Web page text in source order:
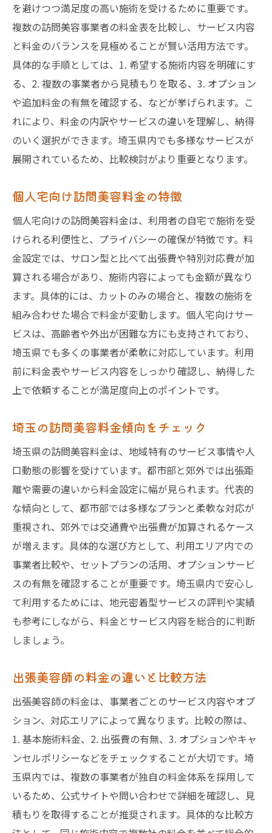
訪問カットや出張美容の料金比較術
訪問美容と出張カットの料金比較法
個人と事業者の訪問美容料金を比較
出張美容師の料金体系を分かりやすく
訪問美容のサービスごと料金をチェック
訪問カット料金の違いと選び方のポイント
料金比較で分かる訪問美容のお得な選択
埼玉で訪問美容を利用する際の注意点
訪問美容の違法性やトラブル回避策
訪問美容利用時の事前確認ポイント
出張費や追加料金に注意したい点
訪問美容サービス契約前のチェック事項
埼玉県で安心して訪問美容を利用するコツ
納得して選ぶ訪問美容の実践ガイド
訪問美容の選び方と事前準備のポイント
埼玉で訪問美容を賢く選ぶ実践方法
訪問美容利用前に知っておきたい基礎知識
満足度を高める訪問美容の活用術
訪問美容を納得して選ぶための最終チェッ
ク
を避けつつ満足度の高い施術を受けるために重要です。
複数の訪問美容事業者の料金表を比較し、サービス内容
と料金のバランスを見極めることが賢い活用方法です。
具体的な手順としては、1. 希望する施術内容を明確にす
る、2. 複数の事業者から見積もりを取る、3. オプション
や追加料金の有無を確認する、などが挙げられます。こ
れにより、料金の内訳やサービスの違いを理解し、納得
のいく選択ができます。埼玉県内でも多様なサービスが
展開されているため、比較検討がより重要となります。
個人宅向け訪問美容料金の特徴
個人宅向けの訪問美容料金は、利用者の自宅で施術を受
けられる利便性と、プライバシーの確保が特徴です。料
金設定では、サロン型と比べて出張費や特別対応費が加
算される場合があり、施術内容によっても金額が異なり
ます。具体的には、カットのみの場合と、複数の施術を
組み合わせた場合で料金が変動します。個人宅向けサー
ビスは、高齢者や外出が困難な方にも支持されており、
埼玉県でも多くの事業者が柔軟に対応しています。利用
前に料金表やサービス内容をしっかり確認し、納得した
上で依頼することが満足度向上のポイントです。
埼玉の訪問美容料金傾向をチェック
埼玉県の訪問美容料金は、地域特有のサービス事情や人
口動態の影響を受けています。都市部と郊外では出張距
離や需要の違いから料金設定に幅が見られます。代表的
な傾向として、都市部では多様なプランと柔軟な対応が
重視され、郊外では交通費や出張費が加算されるケース
が増えます。具体的な選び方として、利用エリア内での
事業者比較や、セットプランの活用、オプションサービ
スの有無を確認することが重要です。埼玉県内で安心し
て利用するためには、地元密着型サービスの評判や実績
も参考にしながら、料金とサービス内容を総合的に判断
しましょう。
出張美容師の料金の違いと比較方法
出張美容師の料金は、事業者ごとのサービス内容やオプ
ション、対応エリアによって異なります。比較の際は、
1. 基本施術料金、2. 出張費の有無、3. オプションやキャ
ンセルポリシーなどをチェックすることが大切です。埼
玉県内では、複数の事業者が独自の料金体系を採用して
いるため、公式サイトや問い合わせで詳細を確認し、見
積もりを取得することが推奨されます。具体的な比較方